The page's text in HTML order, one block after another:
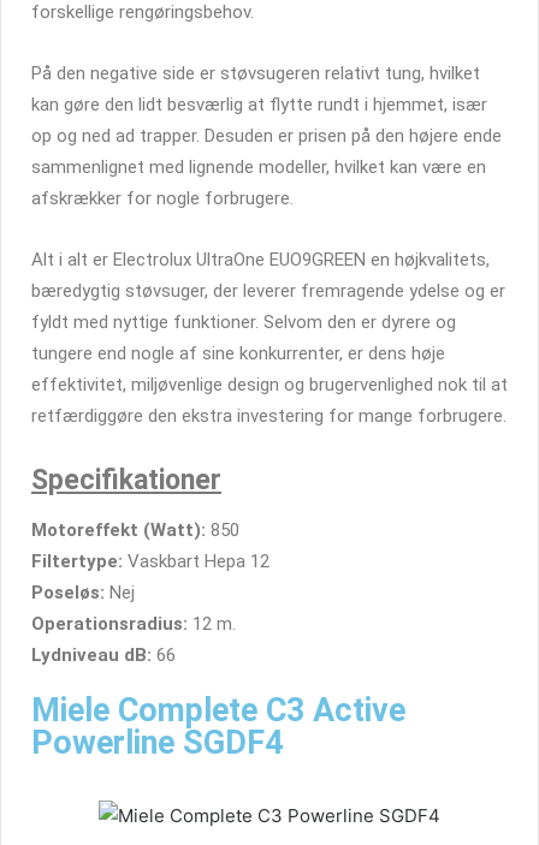
forskellige rengøringsbehov.
På den negative side er støvsugeren relativt tung, hvilket
kan gøre den lidt besværlig at flytte rundt i hjemmet, især
op og ned ad trapper. Desuden er prisen på den højere ende
sammenlignet med lignende modeller, hvilket kan være en
afskrækker for nogle forbrugere.
Alt i alt er Electrolux UltraOne EUO9GREEN en højkvalitets,
bæredygtig støvsuger, der leverer fremragende ydelse og er
fyldt med nyttige funktioner. Selvom den er dyrere og
tungere end nogle af sine konkurrenter, er dens høje
effektivitet, miljøvenlige design og brugervenlighed nok til at
retfærdiggøre den ekstra investering for mange forbrugere.
Specifikationer
Motoreffekt (Watt): 850
Filtertype: Vaskbart Hepa 12
Poseløs: Nej
Operationsradius: 12 m.
Lydniveau dB: 66
Miele Complete C3 Active
Powerline SGDF4